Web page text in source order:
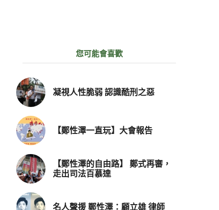
您可能會喜歡
凝視人性脆弱 認識酷刑之惡
【鄭性澤一直玩】大會報告
【鄭性澤的自由路】 鄭式再審，
走出司法百慕達
名人聲援 鄭性澤：顧立雄 律師